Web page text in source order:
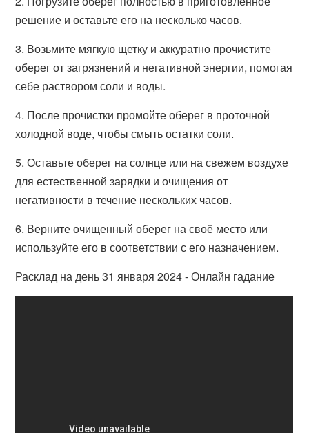
решение и оставьте его на несколько часов.
3. Возьмите мягкую щетку и аккуратно прочистите
оберег от загрязнений и негативной энергии, помогая
себе раствором соли и воды.
4. После прочистки промойте оберег в проточной
холодной воде, чтобы смыть остатки соли.
5. Оставьте оберег на солнце или на свежем воздухе
для естественной зарядки и очищения от
негативности в течение нескольких часов.
6. Верните очищенный оберег на своё место или
используйте его в соответствии с его назначением.
Расклад на день 31 января 2024 - Онлайн гадание